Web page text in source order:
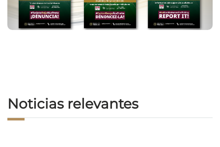
Noticias relevantes